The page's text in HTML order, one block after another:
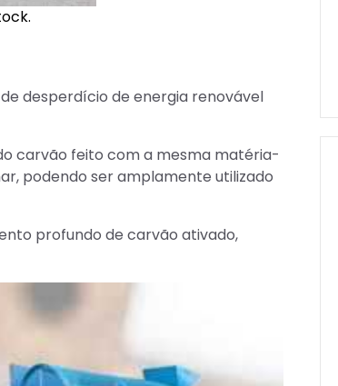
desperdício de energia renovável
carvão feito com a mesma matéria-
podendo ser amplamente utilizado
profundo de carvão ativado,